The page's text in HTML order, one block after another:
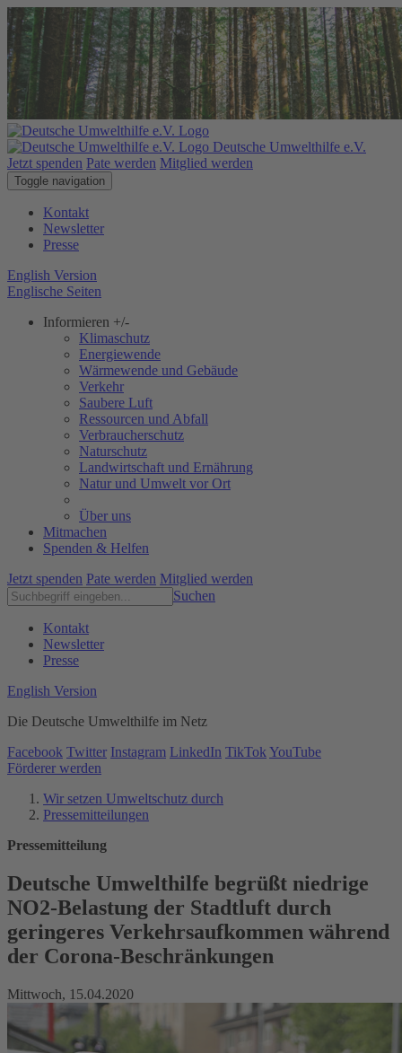
Deutsche Umwelthilfe e.V.
Jetzt spenden Pate werden Mitglied werden
Toggle navigation
Kontakt
Newsletter
Presse
English Version
Englische Seiten
Informieren +/-
Klimaschutz
Energiewende
Wärmewende und Gebäude
Verkehr
Saubere Luft
Ressourcen und Abfall
Verbraucherschutz
Naturschutz
Landwirtschaft und Ernährung
Natur und Umwelt vor Ort
Über uns
Mitmachen
Spenden & Helfen
Jetzt spenden Pate werden Mitglied werden
Suchen
Kontakt
Newsletter
Presse
English Version
Die Deutsche Umwelthilfe im Netz
Facebook Twitter Instagram LinkedIn TikTok YouTube
Förderer werden
Wir setzen Umweltschutz durch
Pressemitteilungen
Pressemitteilung
Deutsche Umwelthilfe begrüßt niedrige
NO2-Belastung der Stadtluft durch
geringeres Verkehrsaufkommen während
der Corona-Beschränkungen
Mittwoch, 15.04.2020